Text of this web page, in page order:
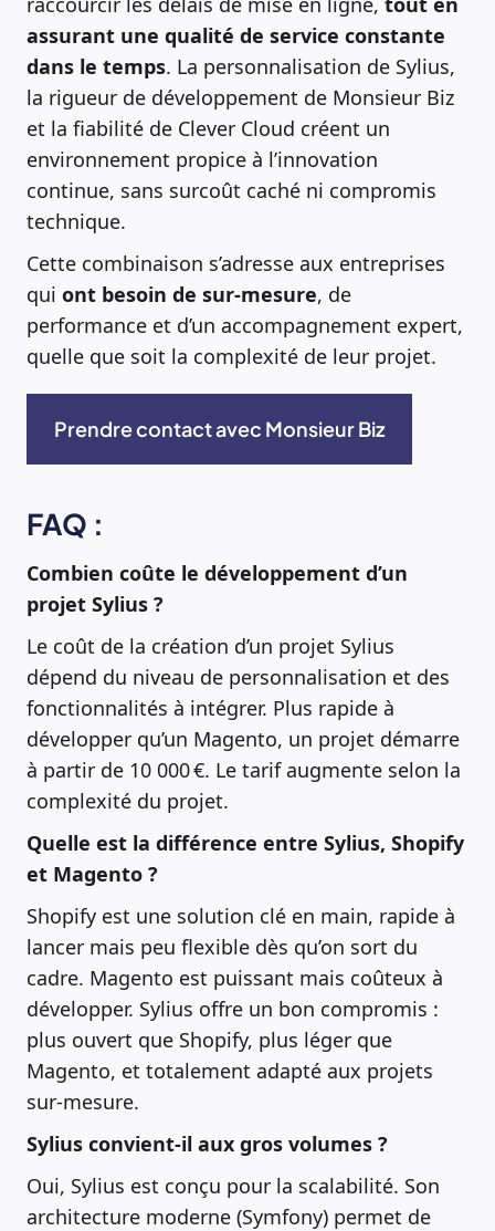
assurant une qualité de service constante
dans le temps. La personnalisation de Sylius,
la rigueur de développement de Monsieur Biz
et la fiabilité de Clever Cloud créent un
environnement propice à l’innovation
continue, sans surcoût caché ni compromis
technique.
Cette combinaison s’adresse aux entreprises
qui ont besoin de sur-mesure, de
performance et d’un accompagnement expert,
quelle que soit la complexité de leur projet.
Prendre contact avec Monsieur Biz
FAQ :
Combien coûte le développement d’un
projet Sylius ?
Le coût de la création d’un projet Sylius
dépend du niveau de personnalisation et des
fonctionnalités à intégrer. Plus rapide à
développer qu’un Magento, un projet démarre
à partir de 10 000 €. Le tarif augmente selon la
complexité du projet.
Quelle est la différence entre Sylius, Shopify
et Magento ?
Shopify est une solution clé en main, rapide à
lancer mais peu flexible dès qu’on sort du
cadre. Magento est puissant mais coûteux à
développer. Sylius offre un bon compromis :
plus ouvert que Shopify, plus léger que
Magento, et totalement adapté aux projets
sur-mesure.
Sylius convient-il aux gros volumes ?
Oui, Sylius est conçu pour la scalabilité. Son
architecture moderne (Symfony) permet de